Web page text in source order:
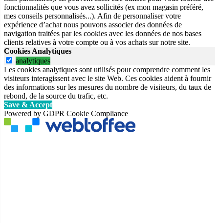
fonctionnalités que vous avez sollicités (ex mon magasin préféré,
mes conseils personnalisés...). Afin de personnaliser votre
expérience d’achat nous pouvons associer des données de
navigation traitées par les cookies avec les données de nos bases
clients relatives à votre compte ou à vos achats sur notre site.
Cookies Analytiques
analytiques
Les cookies analytiques sont utilisés pour comprendre comment les
visiteurs interagissent avec le site Web. Ces cookies aident à fournir
des informations sur les mesures du nombre de visiteurs, du taux de
rebond, de la source du trafic, etc.
Save & Accept
Powered by GDPR Cookie Compliance